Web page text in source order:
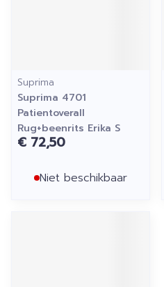
Suprima
Suprima 4701
Patientoverall
Rug+beenrits Erika S
€ 72,50
Niet beschikbaar